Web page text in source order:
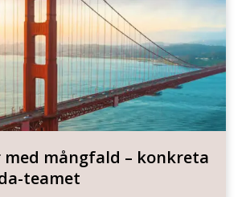
med mångfald – konkreta
teamet